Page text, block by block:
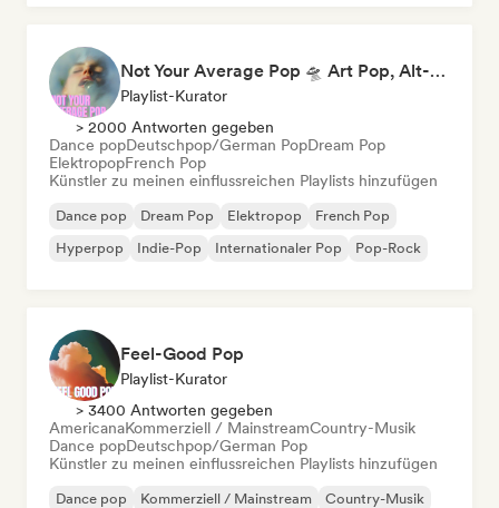
Not Your Average Pop 🛸 Art Pop, Alt-Pop & Indie Pop
Playlist-Kurator
> 2000 Antworten gegeben
Dance popDeutschpop/German PopDream Pop
ElektropopFrench Pop
Künstler zu meinen einflussreichen Playlists hinzufügen
Dance pop Dream Pop Elektropop
French Pop
Hyperpop
Indie-Pop Internationaler Pop Pop-Rock
Feel-Good Pop
Playlist-Kurator
> 3400 Antworten gegeben
AmericanaKommerziell / MainstreamCountry-Musik
Dance popDeutschpop/German Pop
Künstler zu meinen einflussreichen Playlists hinzufügen
Dance pop Kommerziell / Mainstream
Country-Musik